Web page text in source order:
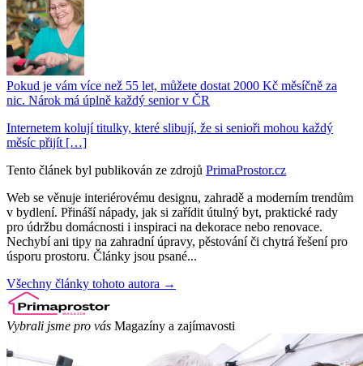
Pokud je vám více než 55 let, můžete dostat 2000 Kč měsíčně za
nic. Nárok má úplně každý senior v ČR
Internetem kolují titulky, které slibují, že si senioři mohou každý
měsíc přijít […]
Tento článek byl publikován ze zdrojů PrimaProstor.cz
Web se věnuje interiérovému designu, zahradě a moderním trendům
v bydlení. Přináší nápady, jak si zařídit útulný byt, praktické rady
pro údržbu domácnosti i inspiraci na dekorace nebo renovace.
Nechybí ani tipy na zahradní úpravy, pěstování či chytrá řešení pro
úsporu prostoru. Články jsou psané...
Všechny články tohoto autora →
Vybrali jsme pro vás Magazíny a zajímavosti